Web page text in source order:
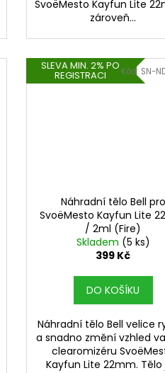
SvoëMesto Kayfun Lite
zároveň...
SLEVA MIN. 2% PO
REGISTRACI
Náhradní tělo Bell pro
SvoëMesto Kayfun Lite
/ 2ml (Fire)
Skladem (5 ks)
399 Kč
DO KOŠÍKU
Náhradní tělo Bell velice
a snadno změní vzhled
clearomizéru
Kayfun Lite 22mm. Tělo
Kód: SN-